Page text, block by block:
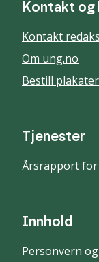
Kontakt og
Kontakt
Om ung.no
Bestill
Tjenester
Årsrapport for
Innhold
Personvern